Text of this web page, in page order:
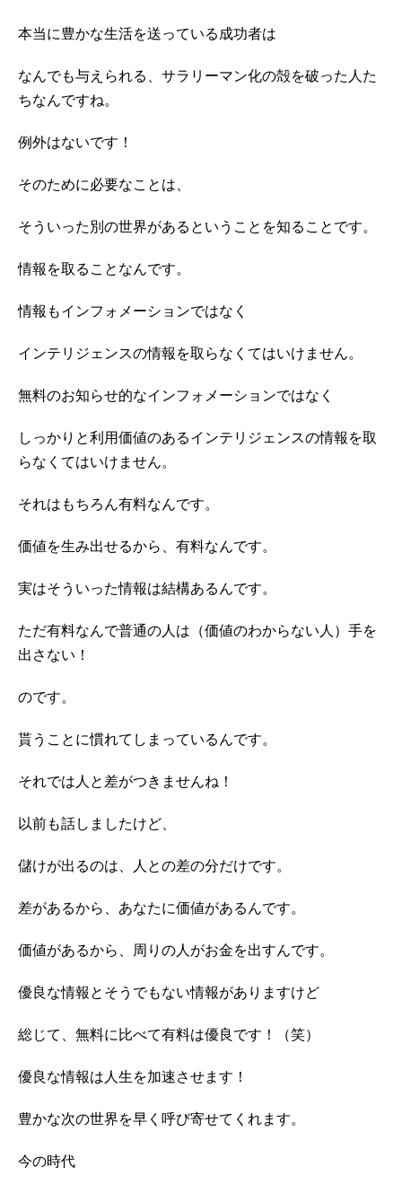
本当に豊かな生活を送っている成功者は
なんでも与えられる、サラリーマン化の殻を破った人た
ちなんですね。
例外はないです！
そのために必要なことは、
そういった別の世界があるということを知ることです。
情報を取ることなんです。
情報もインフォメーションではなく
インテリジェンスの情報を取らなくてはいけません。
無料のお知らせ的なインフォメーションではなく
しっかりと利用価値のあるインテリジェンスの情報を取
らなくてはいけません。
それはもちろん有料なんです。
価値を生み出せるから、有料なんです。
実はそういった情報は結構あるんです。
ただ有料なんで普通の人は（価値のわからない人）手を
出さない！
のです。
貰うことに慣れてしまっているんです。
それでは人と差がつきませんね！
以前も話しましたけど、
儲けが出るのは、人との差の分だけです。
差があるから、あなたに価値があるんです。
価値があるから、周りの人がお金を出すんです。
優良な情報とそうでもない情報がありますけど
総じて、無料に比べて有料は優良です！（笑）
優良な情報は人生を加速させます！
豊かな次の世界を早く呼び寄せてくれます。
今の時代